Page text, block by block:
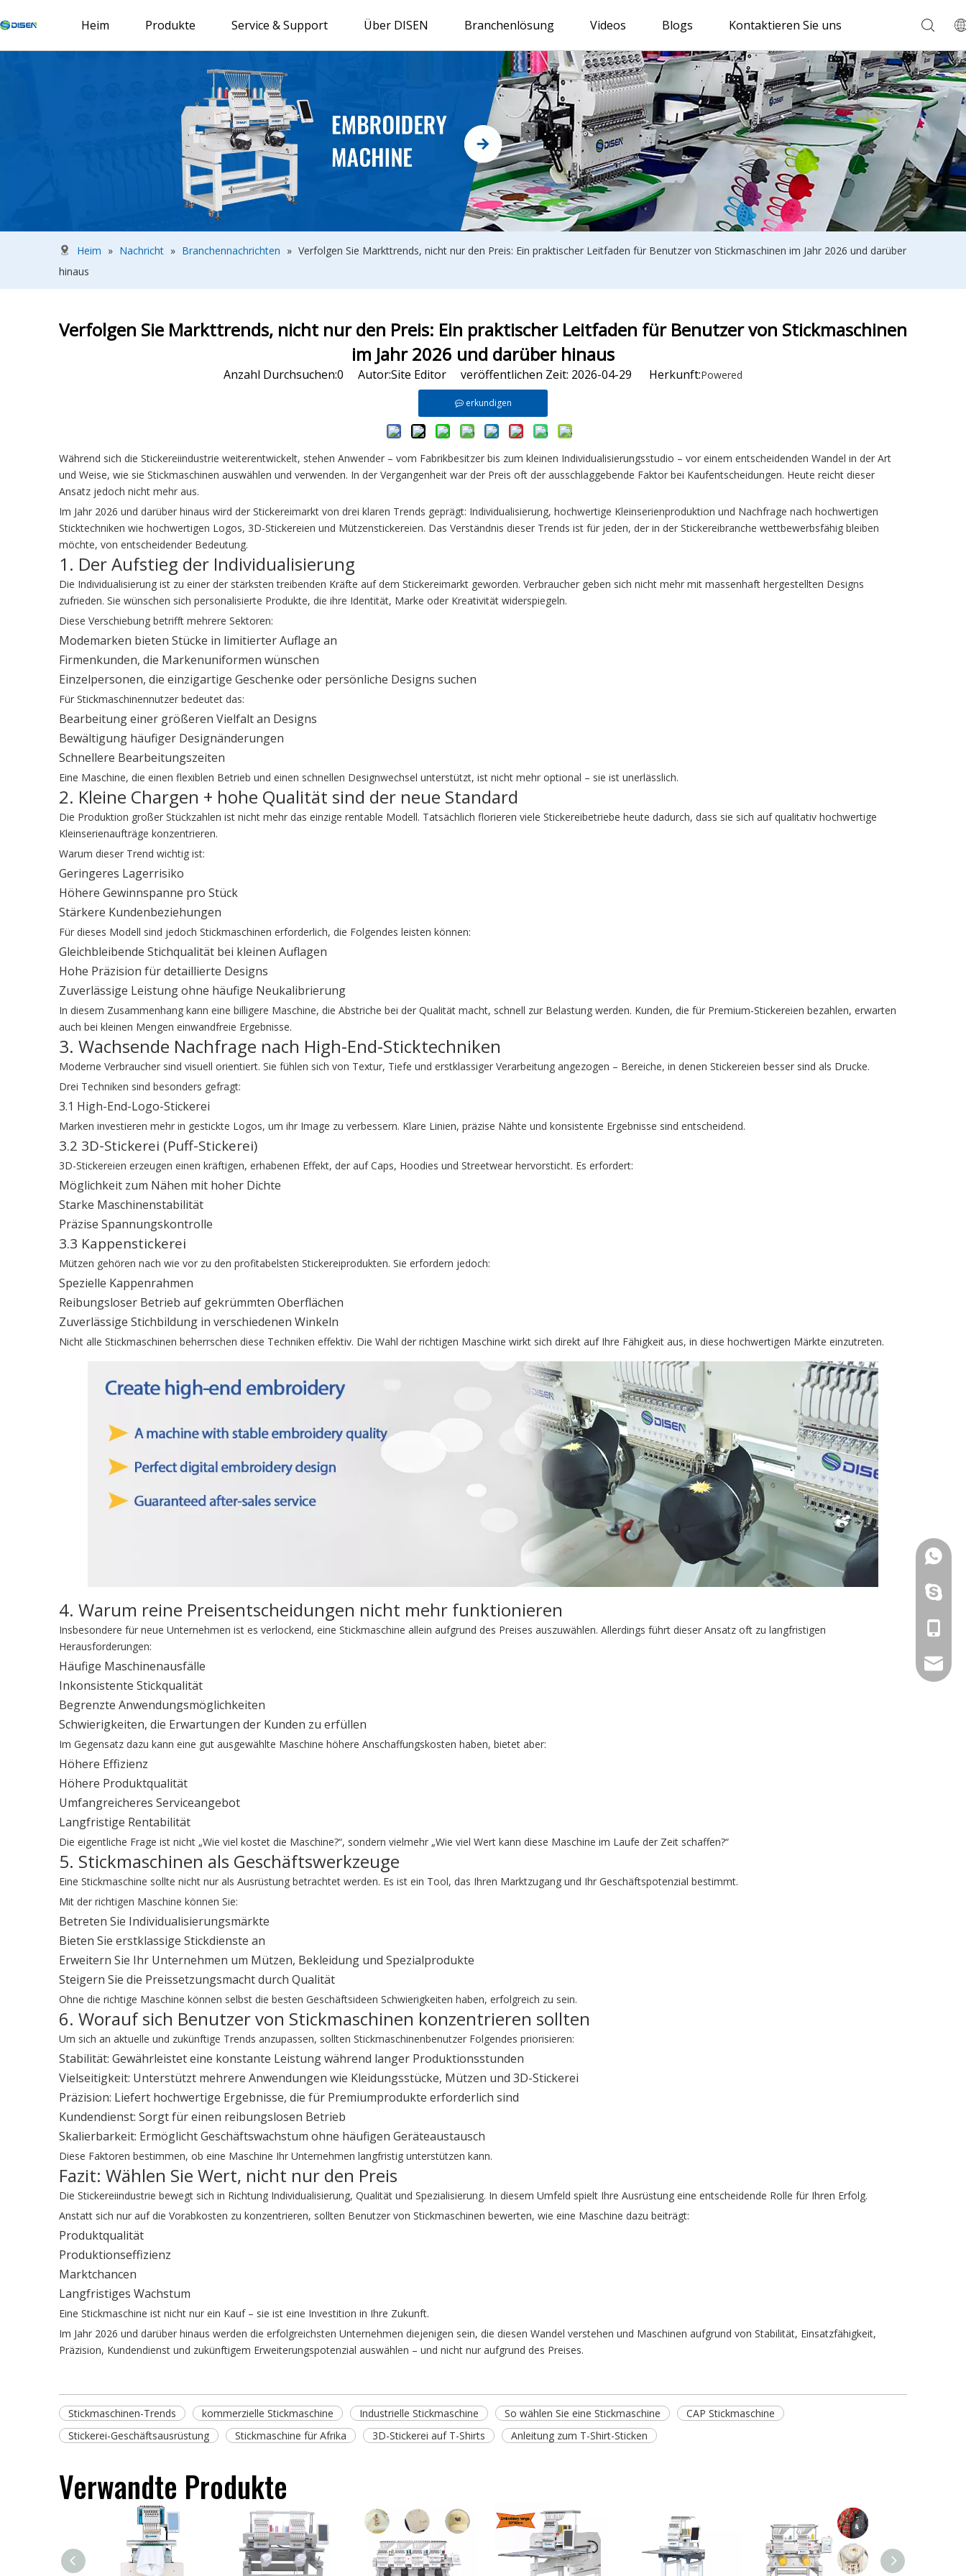
Heim Produkte Service & Support Über DISEN Branchenlösung Videos Blogs Kontaktieren Sie uns
Heim » Nachricht » Branchennachrichten » Verfolgen Sie Markttrends, nicht nur den Preis: Ein praktischer Leitfaden für Benutzer von Stickmaschinen im Jahr 2026 und darüber
hinaus
Verfolgen Sie Markttrends, nicht nur den Preis: Ein praktischer Leitfaden für Benutzer von Stickmaschinen
im Jahr 2026 und darüber hinaus
Anzahl Durchsuchen:0 Autor:Site Editor veröffentlichen Zeit: 2026-04-29 Herkunft:Powered
erkundigen
Während sich die Stickereiindustrie weiterentwickelt, stehen Anwender – vom Fabrikbesitzer bis zum kleinen Individualisierungsstudio – vor einem entscheidenden Wandel in der Art
und Weise, wie sie Stickmaschinen auswählen und verwenden. In der Vergangenheit war der Preis oft der ausschlaggebende Faktor bei Kaufentscheidungen. Heute reicht dieser
Ansatz jedoch nicht mehr aus.
Im Jahr 2026 und darüber hinaus wird der Stickereimarkt von drei klaren Trends geprägt: Individualisierung, hochwertige Kleinserienproduktion und Nachfrage nach hochwertigen
Sticktechniken wie hochwertigen Logos, 3D-Stickereien und Mützenstickereien. Das Verständnis dieser Trends ist für jeden, der in der Stickereibranche wettbewerbsfähig bleiben
möchte, von entscheidender Bedeutung.
1. Der Aufstieg der Individualisierung
Die Individualisierung ist zu einer der stärksten treibenden Kräfte auf dem Stickereimarkt geworden. Verbraucher geben sich nicht mehr mit massenhaft hergestellten Designs
zufrieden. Sie wünschen sich personalisierte Produkte, die ihre Identität, Marke oder Kreativität widerspiegeln.
Diese Verschiebung betrifft mehrere Sektoren:
Modemarken bieten Stücke in limitierter Auflage an
Firmenkunden, die Markenuniformen wünschen
Einzelpersonen, die einzigartige Geschenke oder persönliche Designs suchen
Für Stickmaschinennutzer bedeutet das:
Bearbeitung einer größeren Vielfalt an Designs
Bewältigung häufiger Designänderungen
Schnellere Bearbeitungszeiten
Eine Maschine, die einen flexiblen Betrieb und einen schnellen Designwechsel unterstützt, ist nicht mehr optional – sie ist unerlässlich.
2. Kleine Chargen + hohe Qualität sind der neue Standard
Die Produktion großer Stückzahlen ist nicht mehr das einzige rentable Modell. Tatsächlich florieren viele Stickereibetriebe heute dadurch, dass sie sich auf qualitativ hochwertige
Kleinserienaufträge konzentrieren.
Warum dieser Trend wichtig ist:
Geringeres Lagerrisiko
Höhere Gewinnspanne pro Stück
Stärkere Kundenbeziehungen
Für dieses Modell sind jedoch Stickmaschinen erforderlich, die Folgendes leisten können:
Gleichbleibende Stichqualität bei kleinen Auflagen
Hohe Präzision für detaillierte Designs
Zuverlässige Leistung ohne häufige Neukalibrierung
In diesem Zusammenhang kann eine billigere Maschine, die Abstriche bei der Qualität macht, schnell zur Belastung werden. Kunden, die für Premium-Stickereien bezahlen, erwarten
auch bei kleinen Mengen einwandfreie Ergebnisse.
3. Wachsende Nachfrage nach High-End-Sticktechniken
Moderne Verbraucher sind visuell orientiert. Sie fühlen sich von Textur, Tiefe und erstklassiger Verarbeitung angezogen – Bereiche, in denen Stickereien besser sind als Drucke.
Drei Techniken sind besonders gefragt:
3.1 High-End-Logo-Stickerei
Marken investieren mehr in gestickte Logos, um ihr Image zu verbessern. Klare Linien, präzise Nähte und konsistente Ergebnisse sind entscheidend.
3.2 3D-Stickerei (Puff-Stickerei)
3D-Stickereien erzeugen einen kräftigen, erhabenen Effekt, der auf Caps, Hoodies und Streetwear hervorsticht. Es erfordert:
Möglichkeit zum Nähen mit hoher Dichte
Starke Maschinenstabilität
Präzise Spannungskontrolle
3.3 Kappenstickerei
Mützen gehören nach wie vor zu den profitabelsten Stickereiprodukten. Sie erfordern jedoch:
Spezielle Kappenrahmen
Reibungsloser Betrieb auf gekrümmten Oberflächen
Zuverlässige Stichbildung in verschiedenen Winkeln
Nicht alle Stickmaschinen beherrschen diese Techniken effektiv. Die Wahl der richtigen Maschine wirkt sich direkt auf Ihre Fähigkeit aus, in diese hochwertigen Märkte einzutreten.
4. Warum reine Preisentscheidungen nicht mehr funktionieren
Insbesondere für neue Unternehmen ist es verlockend, eine Stickmaschine allein aufgrund des Preises auszuwählen. Allerdings führt dieser Ansatz oft zu langfristigen
Herausforderungen:
Häufige Maschinenausfälle
Inkonsistente Stickqualität
Begrenzte Anwendungsmöglichkeiten
Schwierigkeiten, die Erwartungen der Kunden zu erfüllen
Im Gegensatz dazu kann eine gut ausgewählte Maschine höhere Anschaffungskosten haben, bietet aber:
Höhere Effizienz
Höhere Produktqualität
Umfangreicheres Serviceangebot
Langfristige Rentabilität
Die eigentliche Frage ist nicht „Wie viel kostet die Maschine?“, sondern vielmehr „Wie viel Wert kann diese Maschine im Laufe der Zeit schaffen?“
5. Stickmaschinen als Geschäftswerkzeuge
Eine Stickmaschine sollte nicht nur als Ausrüstung betrachtet werden. Es ist ein Tool, das Ihren Marktzugang und Ihr Geschäftspotenzial bestimmt.
Mit der richtigen Maschine können Sie:
Betreten Sie Individualisierungsmärkte
Bieten Sie erstklassige Stickdienste an
Erweitern Sie Ihr Unternehmen um Mützen, Bekleidung und Spezialprodukte
Steigern Sie die Preissetzungsmacht durch Qualität
Ohne die richtige Maschine können selbst die besten Geschäftsideen Schwierigkeiten haben, erfolgreich zu sein.
6. Worauf sich Benutzer von Stickmaschinen konzentrieren sollten
Um sich an aktuelle und zukünftige Trends anzupassen, sollten Stickmaschinenbenutzer Folgendes priorisieren:
Stabilität: Gewährleistet eine konstante Leistung während langer Produktionsstunden
Vielseitigkeit: Unterstützt mehrere Anwendungen wie Kleidungsstücke, Mützen und 3D-Stickerei
Präzision: Liefert hochwertige Ergebnisse, die für Premiumprodukte erforderlich sind
Kundendienst: Sorgt für einen reibungslosen Betrieb
Skalierbarkeit: Ermöglicht Geschäftswachstum ohne häufigen Geräteaustausch
Diese Faktoren bestimmen, ob eine Maschine Ihr Unternehmen langfristig unterstützen kann.
Fazit: Wählen Sie Wert, nicht nur den Preis
Die Stickereiindustrie bewegt sich in Richtung Individualisierung, Qualität und Spezialisierung. In diesem Umfeld spielt Ihre Ausrüstung eine entscheidende Rolle für Ihren Erfolg.
Anstatt sich nur auf die Vorabkosten zu konzentrieren, sollten Benutzer von Stickmaschinen bewerten, wie eine Maschine dazu beiträgt:
Produktqualität
Produktionseffizienz
Marktchancen
Langfristiges Wachstum
Eine Stickmaschine ist nicht nur ein Kauf – sie ist eine Investition in Ihre Zukunft.
Im Jahr 2026 und darüber hinaus werden die erfolgreichsten Unternehmen diejenigen sein, die diesen Wandel verstehen und Maschinen aufgrund von Stabilität, Einsatzfähigkeit,
Präzision, Kundendienst und zukünftigem Erweiterungspotenzial auswählen – und nicht nur aufgrund des Preises.
Stickmaschinen-Trends kommerzielle Stickmaschine Industrielle Stickmaschine So wählen Sie eine Stickmaschine
CAP Stickmaschine
Stickerei-Geschäftsausrüstung
Stickmaschine für Afrika 3D-Stickerei auf T-Shirts Anleitung zum T-Shirt-Sticken
Verwandte Produkte
+86-
+86-